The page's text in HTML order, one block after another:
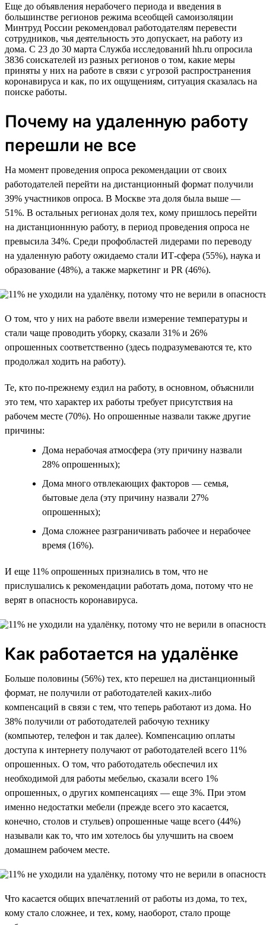
Еще до объявления нерабочего периода и введения в
большинстве регионов режима всеобщей самоизоляции
Минтруд России рекомендовал работодателям перевести
сотрудников, чья деятельность это допускает, на работу из
дома. С 23 до 30 марта Служба исследований hh.ru опросила
3836 соискателей из разных регионов о том, какие меры
приняты у них на работе в связи с угрозой распространения
коронавируса и как, по их ощущениям, ситуация сказалась на
поиске работы.
Почему на удаленную работу
перешли не все
На момент проведения опроса рекомендации от своих
работодателей перейти на дистанционный формат получили
39% участников опроса. В Москве эта доля была выше —
51%. В остальных регионах доля тех, кому пришлось перейти
на дистанционнную работу, в период проведения опроса не
превысила 34%. Среди профобластей лидерами по переводу
на удаленную работу ожидаемо стали ИТ-сфера (55%), наука и
образование (48%), а также маркетинг и PR (46%).
О том, что у них на работе ввели измерение температуры и
стали чаще проводить уборку, сказали 31% и 26%
опрошенных соответственно (здесь подразумеваются те, кто
продолжал ходить на работу).
Те, кто по-прежнему ездил на работу, в основном, объяснили
это тем, что характер их работы требует присутствия на
рабочем месте (70%). Но опрошенные назвали также другие
причины:
Дома нерабочая атмосфера (эту причину назвали
28% опрошенных);
Дома много отвлекающих факторов — семья,
бытовые дела (эту причину назвали 27%
опрошенных);
Дома сложнее разграничивать рабочее и нерабочее
время (16%).
И еще 11% опрошенных признались в том, что не
прислушались к рекомендации работать дома, потому что не
верят в опасность коронавируса.
Как работается на удалёнке
Больше половины (56%) тех, кто перешел на дистанционный
формат, не получили от работодателей каких-либо
компенсаций в связи с тем, что теперь работают из дома. Но
38% получили от работодателей рабочую технику
(компьютер, телефон и так далее). Компенсацию оплаты
доступа к интернету получают от работодателей всего 11%
опрошенных. О том, что работодатель обеспечил их
необходимой для работы мебелью, сказали всего 1%
опрошенных, о других компенсациях — еще 3%. При этом
именно недостатки мебели (прежде всего это касается,
конечно, столов и стульев) опрошенные чаще всего (44%)
называли как то, что им хотелось бы улучшить на своем
домашнем рабочем месте.
Что касается общих впечатлений от работы из дома, то тех,
кому стало сложнее, и тех, кому, наоборот, стало проще